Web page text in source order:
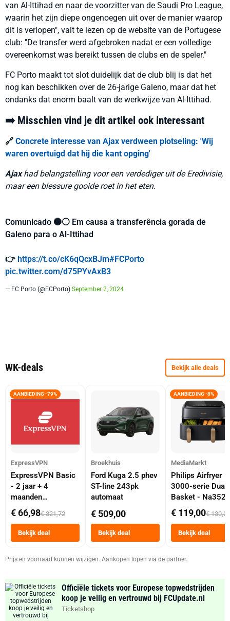
van Al-Ittihad en naar de voorzitter van de Saudi Pro League,
waarin het zijn diepe ongenoegen uit over de manier waarop
dit is verlopen", valt te lezen op de website van de Portugese
club: "De transfer werd afgebroken nadat er een volledige
overeenkomst was bereikt tussen de clubs en de speler."
FC Porto maakt tot slot duidelijk dat de club blij is dat het
nog kan beschikken over de 26-jarige Galeno, maar dat het
ondanks dat enorm baalt van de werkwijze van Al-Ittihad.
➡️ Misschien vind je dit artikel ook interessant
🔗 Concrete interesse van Ajax verdween plotseling: 'Wij
waren overtuigd dat hij die kant opging'
Ajaxhad belangstelling voor een verdediger uit de Eredivisie,
maar een blessure gooide roet in het eten.
Comunicado 🔵⚪️ Em causa a transferência gorada de
Galeno para o Al-Ittihad
👉 https://t.co/cK6qQcxBJm#FCPorto
pic.twitter.com/d75PYvAxB3
— FC Porto (@FCPorto) September 2, 2024
WK-deals Bekijk alle deals
AANBIEDING -79%
ExpressVPN
ExpressVPN Basic
- 2 jaar + 4
maanden
abonnement
€ 66,98€ 321,72
Bekijk deal
Broekhuis
Ford Kuga 2.5 phev
ST-line 243pk
automaat
€ 509,00
Bekijk deal
AANBIEDING -8%
MediaMarkt
Philips Airfryer
3000-serie Dual
Basket -
Dubbele Mand 9
Tot 6 Personen
Heteluchtfriteuse
Zwart
€ 119,00€ 130,00
Bekijk deal
Prijs en voorraad kunnen wijzigen. Aankopen lopen via de partner.
Officiële tickets voor Europese topwedstrijden
koop je veilig en vertrouwd bij FCUpdate.nl
Ticketshop